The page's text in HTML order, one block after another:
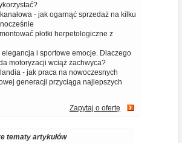
- jak ogarnąć sprzedaż na kilku
płotki herpetologiczne z
elegancja i sportowe emocje. Dlaczego
motoryzacji wciąż zachwyca?
- jak praca na nowoczesnych
generacji przyciąga najlepszych
Zapytaj o ofertę
tematy artykułów